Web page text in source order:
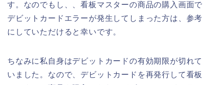
す。なのでもし、、看板マスターの商品の購入画面で
デビットカードエラーが発生してしまった方は、参考
にしていただけると幸いです。
ちなみに私自身はデビットカードの有効期限が切れて
いました。なので、デビットカードを再発行して看板